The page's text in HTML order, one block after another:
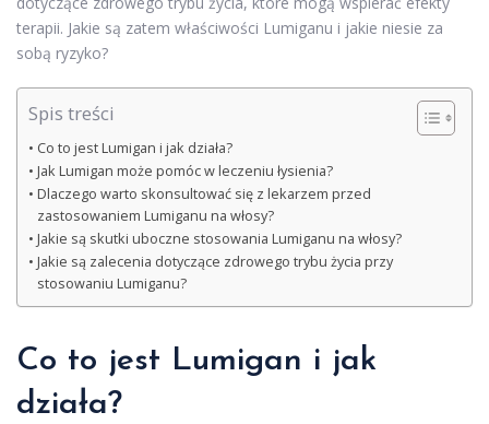
terapii. Jakie są zatem właściwości Lumiganu i jakie niesie za
sobą ryzyko?
Spis treści
Co to jest Lumigan i jak działa?
Jak Lumigan może pomóc w leczeniu łysienia?
Dlaczego warto skonsultować się z lekarzem przed
zastosowaniem Lumiganu na włosy?
Jakie są skutki uboczne stosowania Lumiganu na włosy?
Jakie są zalecenia dotyczące zdrowego trybu życia przy
stosowaniu Lumiganu?
Co to jest Lumigan i jak
działa?